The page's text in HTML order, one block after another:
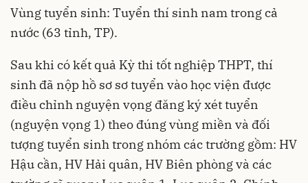
Vùng tuyển sinh: Tuyển thí sinh nam trong cả
nước (63 tỉnh, TP).
Sau khi có kết quả Kỳ thi tốt nghiệp THPT, thí
sinh đã nộp hồ sơ sơ tuyển vào học viện được
điều chỉnh nguyện vọng đăng ký xét tuyển
(nguyện vọng 1) theo đúng vùng miền và đối
tượng tuyển sinh trong nhóm các trường gồm: HV
Hậu cần, HV Hải quân, HV Biên phòng và các